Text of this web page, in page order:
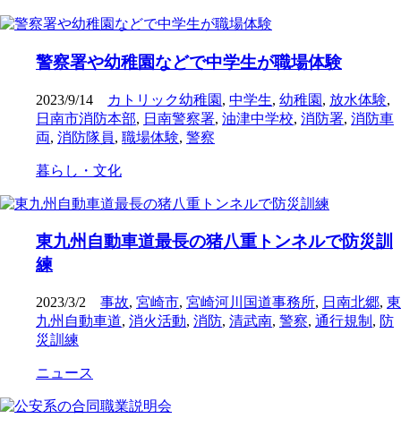
警察署や幼稚園などで中学生が職場体験
2023/9/14 カトリック幼稚園 , 中学生, 幼稚園 , 放水体験,
日南市消防本部, 日南警察署, 油津中学校, 消防署, 消防車
両, 消防隊員, 職場体験, 警察
暮らし・文化
東九州自動車道最長の猪八重トンネルで防災訓
練
2023/3/2 事故, 宮崎市, 宮崎河川国道事務所, 日南北郷, 東
九州自動車道, 消火活動, 消防, 清武南, 警察, 通行規制 , 防
災訓練
ニュース